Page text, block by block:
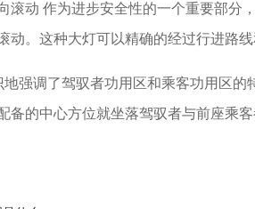
动 作为进步安全性的一个重要部分
动。这种大灯可以精确的经过行进路
调了驾驭者功用区和乘客功用区的
备的中心方位就坐落驾驭者与前座乘